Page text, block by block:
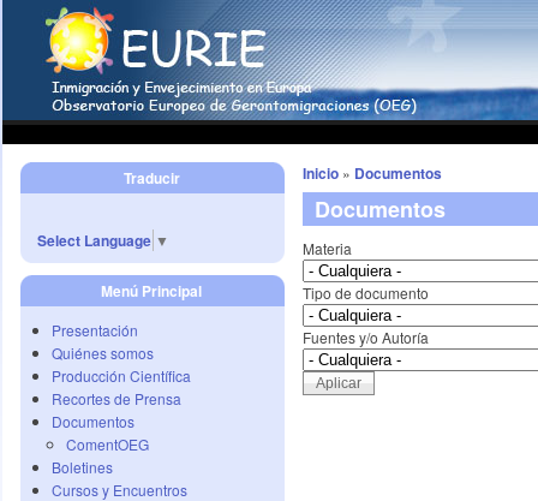
Traducir
Select Language ▼
Menú Principal
Presentación
Quiénes somos
Producción Científica
Recortes de Prensa
Documentos
ComentOEG
Boletines
Cursos y Encuentros
Inicio » Documentos
Documentos
Materia
Tipo de documento
Fuentes y/o Autoría